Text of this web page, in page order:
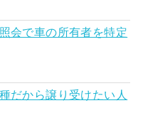
会で車の所有者を特定
だから譲り受けたい人